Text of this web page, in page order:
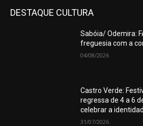
DESTAQUE CULTURA
Sabóia/ Odemira:
freguesia com a
04/08/2026
Castro Verde:
regressa de 4 a 6
celebrar a
31/07/2026